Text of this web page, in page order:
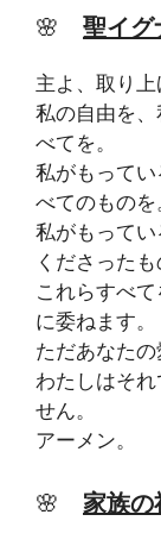
🌸 聖イグ
主よ、取り
私の自由を
べてを。
私がもって
べてのものを
私がもって
くださったも
これらすべ
に委ねます。
ただあなたの
わたしはそ
せん。
アーメン。
🌸 家族の